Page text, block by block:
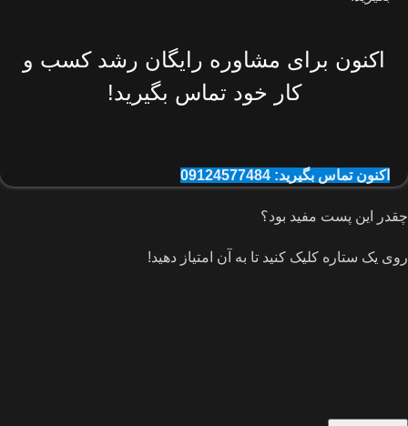
اکنون برای مشاوره رایگان رشد کسب و
کار خود تماس بگیرید!
اکنون تماس بگیرید: 09124577484
چقدر این پست مفید بود؟
روی یک ستاره کلیک کنید تا به آن امتیاز دهید!